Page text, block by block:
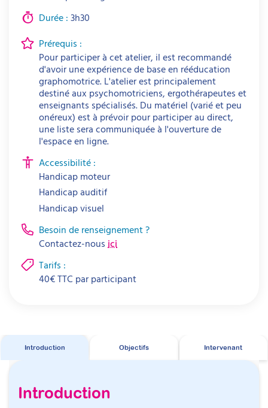
Durée : 3h30
Prérequis :
Pour participer à cet atelier, il est recommandé
d'avoir une expérience de base en rééducation
graphomotrice. L'atelier est principalement
destiné aux psychomotriciens, ergothérapeutes et
enseignants spécialisés. Du matériel (varié et peu
onéreux) est à prévoir pour participer au direct,
une liste sera communiquée à l'ouverture de
l'espace en ligne.
Accessibilité :
Handicap moteur
Handicap auditif
Handicap visuel
Besoin de renseignement ?
Contactez-nous ici
Tarifs :
40€TTC par participant
Introduction Objectifs Intervenant
Introduction